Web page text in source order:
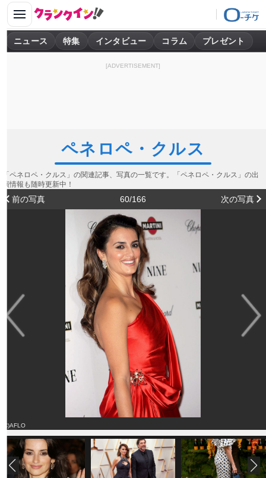
ニュース 特集 インタビュー コラム プレゼント
[ADVERTISEMENT]
ペネロペ・クルス
「ペネロペ・クルス」の関連記事、写真の一覧です。「ペネロペ・クルス」の出
演情報も随時更新中！
前の写真 60/166 次の写真
(C)AFLO